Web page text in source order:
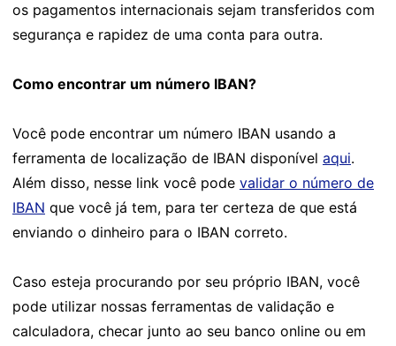
os pagamentos internacionais sejam transferidos com
segurança e rapidez de uma conta para outra.
Como encontrar um número IBAN?
Você pode encontrar um número IBAN usando a
ferramenta de localização de IBAN disponível aqui.
Além disso, nesse link você pode validar o número de
IBAN que você já tem, para ter certeza de que está
enviando o dinheiro para o IBAN correto.
Caso esteja procurando por seu próprio IBAN, você
pode utilizar nossas ferramentas de validação e
calculadora, checar junto ao seu banco online ou em